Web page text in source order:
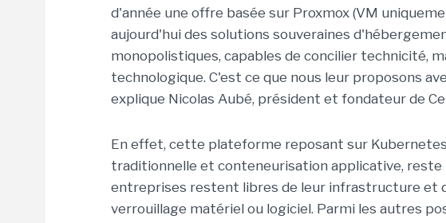
d'année une offre basée sur Proxmox (VM
aujourd'hui des solutions souveraines
monopolistiques, capables de concilier technicité,
technologique. C'est ce que nous leur proposons
explique Nicolas Aubé, président et fondateur de
En effet, cette plateforme reposant sur
traditionnelle et conteneurisation applicative, reste
entreprises restent libres de leur infrastructure et
verrouillage matériel ou logiciel. Parmi les autres